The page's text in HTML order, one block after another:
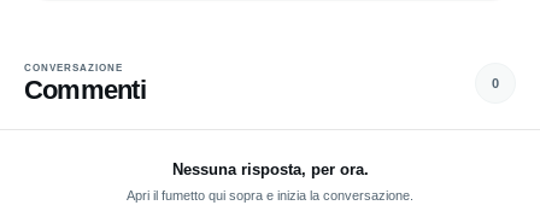
CONVERSAZIONE
Commenti 0
Nessuna risposta, per ora.
Apri il fumetto qui sopra e inizia la conversazione.